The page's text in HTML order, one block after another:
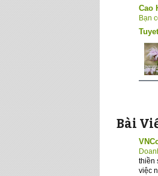
Cao
Bạn
Bài
thiền
việc